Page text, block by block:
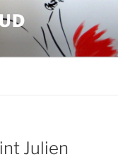
Julien